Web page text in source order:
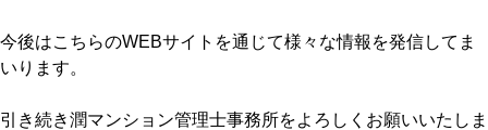
今後はこちらのWEBサイトを通じて様々な情報を発信してま
いります。
引き続き潤マンション管理士事務所をよろしくお願いいたしま